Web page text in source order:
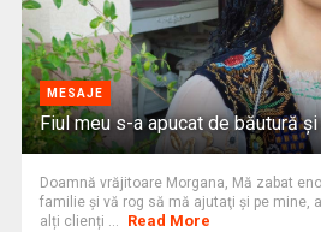
MESAJE
Fiul meu s-a apucat de băutură
Doamnă vrăjitoare Morgana, Mă zabat
familie şi vă rog să mă ajutaţi şi pe mine,
alți clienți ...
Read More